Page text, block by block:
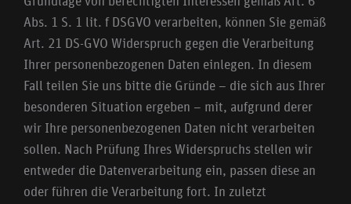
Abs. 1 S. 1 lit. f DSGVO verarbeiten, können Sie gemäß
Art. 21 DS-GVO Widerspruch gegen die Verarbeitung
Ihrer personenbezogenen Daten einlegen. In diesem
Fall teilen Sie uns bitte die Gründe – die sich aus Ihrer
besonderen Situation ergeben – mit, aufgrund derer
wir Ihre personenbezogenen Daten nicht verarbeiten
sollen. Nach Prüfung Ihres Widerspruchs stellen wir
entweder die Datenverarbeitung ein, passen diese an
oder führen die Verarbeitung fort. In zuletzt